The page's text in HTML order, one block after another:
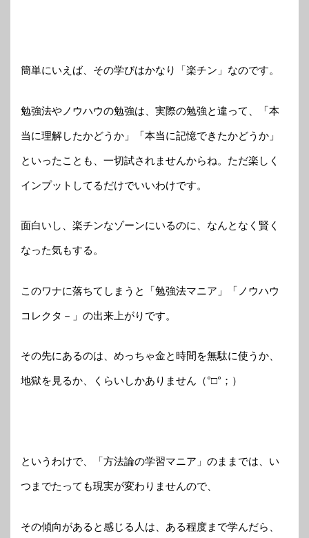
簡単にいえば、その学びはかなり「楽チン」なのです。
勉強法やノウハウの勉強は、実際の勉強と違って、「本
当に理解したかどうか」「本当に記憶できたかどうか」
といったことも、一切試されませんからね。ただ楽しく
インプットしてるだけでいいわけです。
面白いし、楽チンなゾーンにいるのに、なんとなく賢く
なった気もする。
このワナに落ちてしまうと「勉強法マニア」「ノウハウ
コレクタ－」の出来上がりです。
その先にあるのは、めっちゃ金と時間を無駄に使うか、
地獄を見るか、くらいしかありません（°□°；）
というわけで、「方法論の学習マニア」のままでは、い
つまでたっても現実が変わりませんので、
その傾向があると感じる人は、ある程度まで学んだら、